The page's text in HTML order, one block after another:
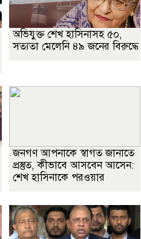
অভিযুক্ত শেখ হাসিনাসহ ৫০,
সত্যতা মেলেনি ৪৯ জনের বিরুদ্ধে
জনগণ আপনাকে স্বাগত জানাতে
প্রস্তুত, কীভাবে আসবেন আসেন:
শেখ হাসিনাকে পরওয়ার